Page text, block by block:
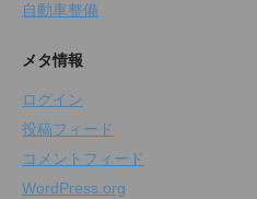
自動車整備
メタ情報
ログイン
投稿フィード
コメントフィード
WordPress.org